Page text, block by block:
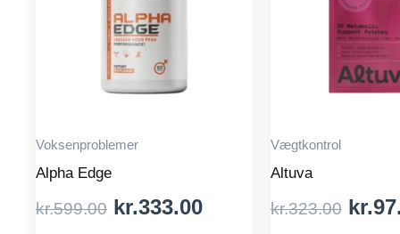
Voksenproblemer
Alpha Edge
kr.599.00 Original
kr.333.00Current
Vægtkontrol
Altuva
kr.323.00 kr.